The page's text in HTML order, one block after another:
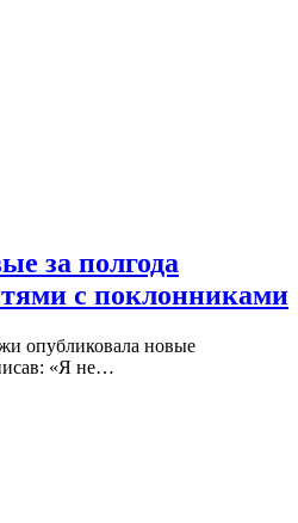
за полгода
с поклонниками
опубликовала новые
«Я не…